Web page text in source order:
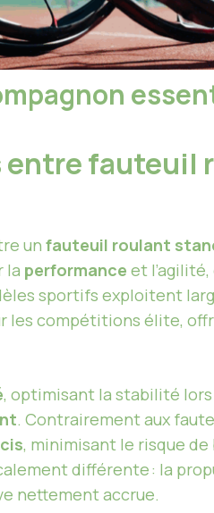
fauteuil
un fauteuil roulant
la performance et
sportifs exploitent
les compétitions élite,
, optimisant la stabilité
. Contrairement aux
, minimisant le risque
différente : la
nettement accrue.